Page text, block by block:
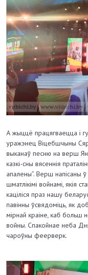
А жыццё працягваецца і
уражэнец Віцебшчыны
выканаў песню на верш
казкі-сны вясеннія
апалены”. Верш напісаны
шматлікімі войнамі, якія
каціліся праз нашу
павінны ўсвядоміць, як
мірнай краіне, каб больш
войны. Спакойнае неба
чароўны феерверк.